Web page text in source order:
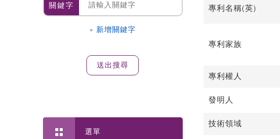
關鍵字
» 新增關鍵字
選單
專利名稱(英)
專利家族
專利權人
發明人
技術領域